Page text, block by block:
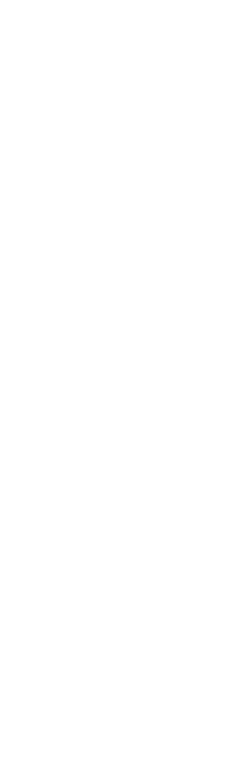
দ্বিগুণ’— প্রতারণার ফাঁদে ১৭
৪ সদস্য গ্রেফতার।
এসএসসির ফল প্রকাশ।